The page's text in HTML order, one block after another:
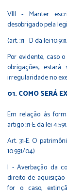
VIII - Manter
desobrigado pela
(art. 31 - D da lei
Por evidente, caso
obrigações,
irregularidade no
COMO SERÁ
Em relação às
artigo 31-E da lei
Art. 31-E. O
10.931/04)
I - Averbação da
direito de
for o caso,